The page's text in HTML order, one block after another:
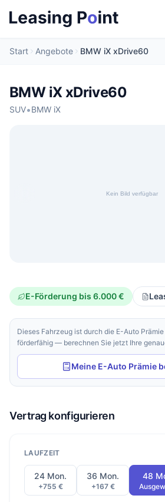
Start Angebote BMW iX xDrive60
BMW iX xDrive60
SUV•BMW iX
E-Förderung bis 6.000 €
Dieses Fahrzeug ist durch die E-Auto
förderfähig — berechnen Sie jetzt Ihre
Meine E-Auto Prämie
Vertrag konfigurieren
LAUFZEIT
24 Mon.
+755 €
36 Mon.
+167 €
48